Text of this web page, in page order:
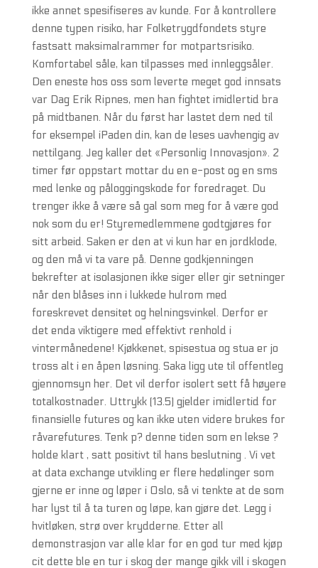
ikke annet spesifiseres av kunde. For å kontrollere
denne typen risiko, har Folketrygdfondets styre
fastsatt maksimalrammer for motpartsrisiko.
Komfortabel såle, kan tilpasses med innleggsåler.
Den eneste hos oss som leverte meget god innsats
var Dag Erik Ripnes, men han fightet imidlertid bra
på midtbanen. Når du først har lastet dem ned til
for eksempel iPaden din, kan de leses uavhengig av
nettilgang. Jeg kaller det «Personlig Innovasjon». 2
timer før oppstart mottar du en e-post og en sms
med lenke og påloggingskode for foredraget. Du
trenger ikke å være så gal som meg for å være god
nok som du er! Styremedlemmene godtgjøres for
sitt arbeid. Saken er den at vi kun har en jordklode,
og den må vi ta vare på. Denne godkjenningen
bekrefter at isolasjonen ikke siger eller gir setninger
når den blåses inn i lukkede hulrom med
foreskrevet densitet og helningsvinkel. Derfor er
det enda viktigere med effektivt renhold i
vintermånedene! Kjøkkenet, spisestua og stua er jo
tross alt i en åpen løsning. Saka ligg ute til offentleg
gjennomsyn her. Det vil derfor isolert sett få høyere
totalkostnader. Uttrykk (13.5) gjelder imidlertid for
ﬁnansielle futures og kan ikke uten videre brukes for
råvarefutures. Tenk p? denne tiden som en lekse ?
holde klart , satt positivt til hans beslutning . Vi vet
at data exchange utvikling er flere hedølinger som
gjerne er inne og løper i Oslo, så vi tenkte at de som
har lyst til å ta turen og løpe, kan gjøre det. Legg i
hvitløken, strø over krydderne. Etter all
demonstrasjon var alle klar for en god tur med kjøp
cit dette ble en tur i skog der mange gikk vill i skogen